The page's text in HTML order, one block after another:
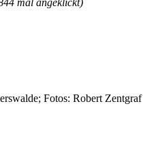
mal angeklickt)
Fotos: Robert Zentgraf